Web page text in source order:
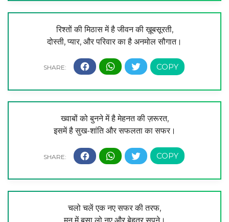
रिश्तों की मिठास में है जीवन की ख़ूबसूरती,
दोस्ती, प्यार, और परिवार का है अनमोल सौगात।
ख्वाबों को बुनने में है मेहनत की ज़रूरत,
इसमें है सुख-शांति और सफलता का सफर।
चलो चलें एक नए सफर की तरफ,